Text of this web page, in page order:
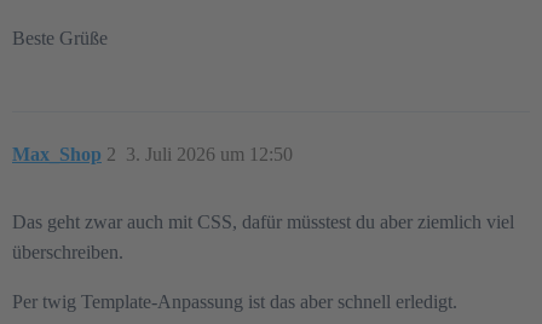
Beste Grüße
Max_Shop 3. Juli 2026 um 12:50
2
Das geht zwar auch mit CSS, dafür müsstest du aber ziemlich viel
überschreiben.
Per twig Template-Anpassung ist das aber schnell erledigt.